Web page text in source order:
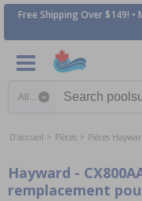
Free Shipping Over $149! •
D'accueil Pièces Pièces
Hayward -
remplacement